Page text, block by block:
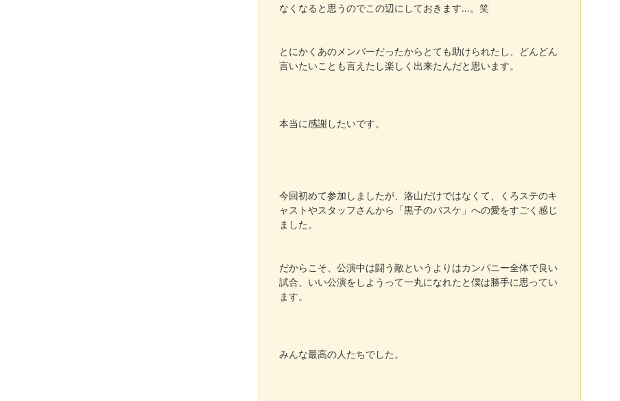
なくなると思うのでこの辺にしておきます…。笑
とにかくあのメンバーだったからとても助けられたし、どんどん
言いたいことも言えたし楽しく出来たんだと思います。
本当に感謝したいです。
今回初めて参加しましたが、洛山だけではなくて、くろステのキ
ャストやスタッフさんから「黒子のバスケ」への愛をすごく感じ
ました。
だからこそ、公演中は闘う敵というよりはカンパニー全体で良い
試合、いい公演をしようって一丸になれたと僕は勝手に思ってい
ます。
みんな最高の人たちでした。